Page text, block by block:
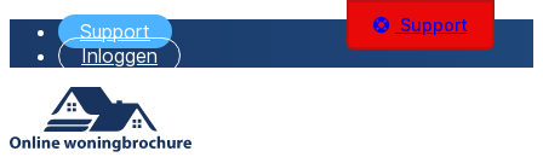
Support
Inloggen
Support